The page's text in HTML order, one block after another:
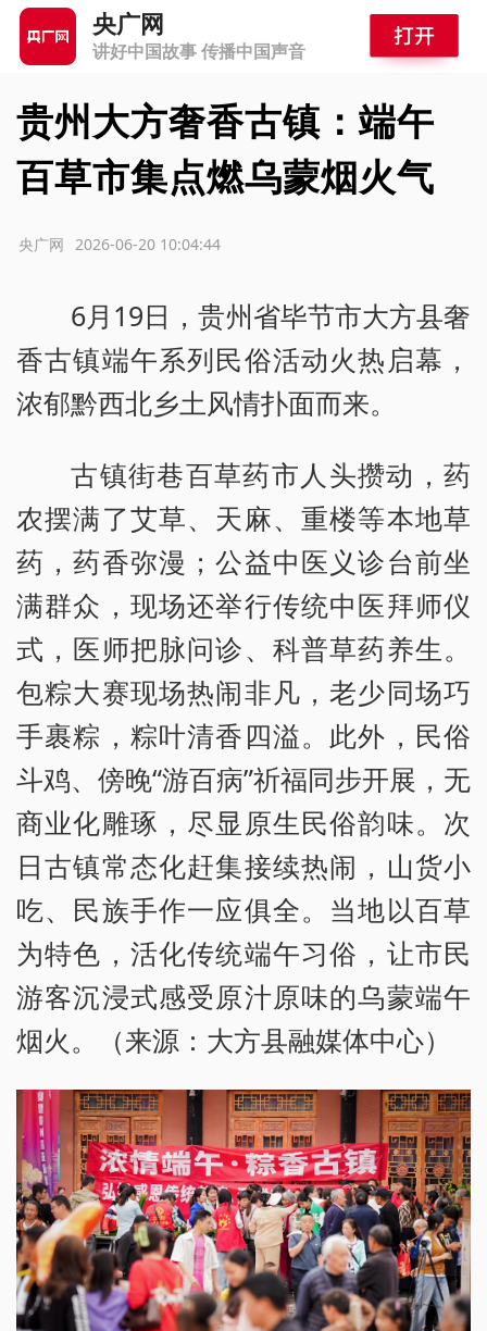
央广网
讲好中国故事 传播中国声音
贵州大方奢香古镇：端午
百草市集点燃乌蒙烟火气
2026-06-20 10:04:44
央广网
6月19日，贵州省毕节市大方县奢
香古镇端午系列民俗活动火热启幕，
浓郁黔西北乡土风情扑面而来。
古镇街巷百草药市人头攒动，药
农摆满了艾草、天麻、重楼等本地草
药，药香弥漫；公益中医义诊台前坐
满群众，现场还举行传统中医拜师仪
式，医师把脉问诊、科普草药养生。
包粽大赛现场热闹非凡，老少同场巧
手裹粽，粽叶清香四溢。此外，民俗
斗鸡、傍晚“游百病”祈福同步开展，无
商业化雕琢，尽显原生民俗韵味。次
日古镇常态化赶集接续热闹，山货小
吃、民族手作一应俱全。当地以百草
为特色，活化传统端午习俗，让市民
游客沉浸式感受原汁原味的乌蒙端午
烟火。（来源：大方县融媒体中心）